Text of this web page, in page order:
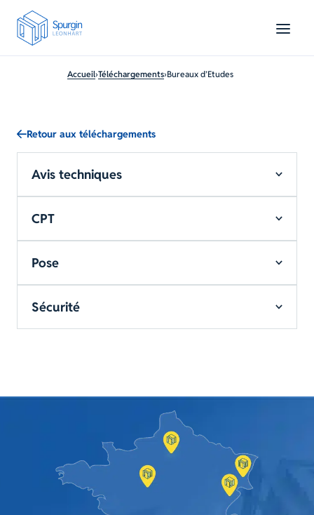
Accueil›Téléchargements›Bureaux d’Etudes
Retour aux téléchargements
Avis techniques
CPT
Pose
Sécurité